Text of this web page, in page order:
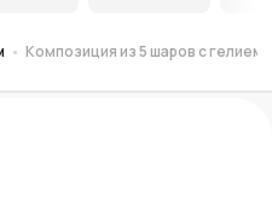
Композиция из 5 шаров с